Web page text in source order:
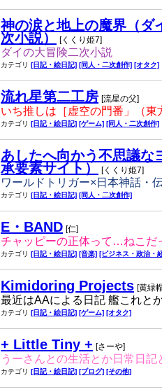
神の涙と地上の魔界（ダ
次小説）
[くくり姫7]
ダイの大冒険二次小説
カテゴリ [日記・絵日記] [同人・二次創作] [オタク]
流れ星第二工房 [流星の父]
いち推しは［虚空の門番」（東
カテゴリ [日記・絵日記] [ゲーム] [同人・二次創作]
あしたへ向かう不思議な
承要素サイト）
[くくり姫7]
ワールドトリガー×日本神話・
カテゴリ [日記・絵日記] [同人・二次創作]
E・BAND [仁]
チャッピーの正体って…ねこだ
カテゴリ [日記・絵日記] [音楽] [ビジネス・政治・
Kimidoring Projects [黄緑
最近はAAによる日記 艦これと
カテゴリ [日記・絵日記] [ゲーム] [オタク]
+ Little Tiny + [さーや]
うーさんとの生活とか日常日
カテゴリ [日記・絵日記] [ブログ] [その他]